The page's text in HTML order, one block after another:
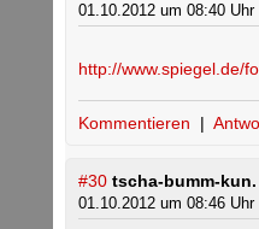
01.10.2012 um 08:40 Uhr
http://www.spiegel.de/
Kommentieren |
#30 tscha-bumm-kun.
01.10.2012 um 08:46 Uhr